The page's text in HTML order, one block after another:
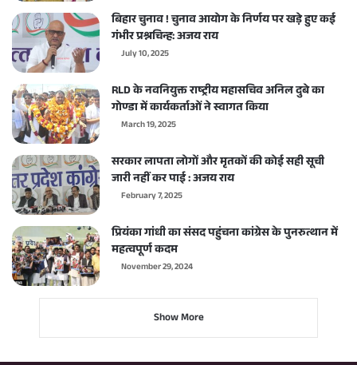
बिहार चुनाव ! चुनाव आयोग के निर्णय पर खड़े हुए कई
गंभीर प्रश्नचिन्ह: अजय राय
July 10, 2025
RLD के नवनियुक्त राष्ट्रीय महासचिव अनिल दुबे का
गोण्डा में कार्यकर्ताओं ने स्वागत किया
March 19, 2025
सरकार लापता लोगों और मृतकों की कोई सही सूची
जारी नहीं कर पाई : अजय राय
February 7, 2025
प्रियंका गांधी का संसद पहुंचना कांग्रेस के पुनरुत्थान में
महत्वपूर्ण कदम
November 29, 2024
Show More